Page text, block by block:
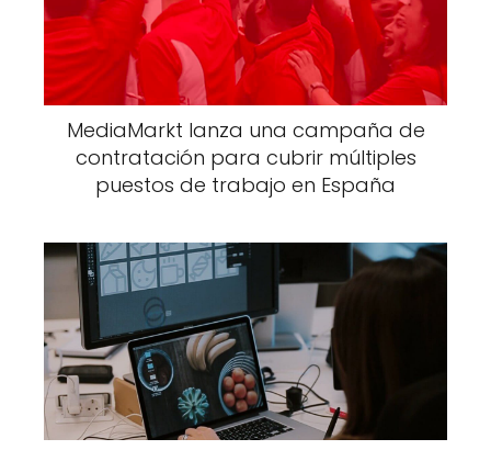
MediaMarkt lanza una campaña de
contratación para cubrir múltiples
puestos de trabajo en España